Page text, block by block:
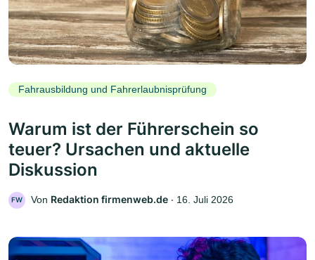
Fahrausbildung und Fahrerlaubnisprüfung
Warum ist der Führerschein so
teuer? Ursachen und aktuelle
Diskussion
FW Von Redaktion firmenweb.de ‧ 16. Juli 2026